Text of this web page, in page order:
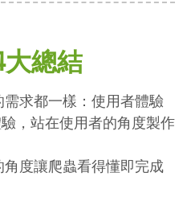
大總結
求都一樣：使用者體驗
，站在使用者的角度製作
度讓爬蟲看得懂即完成